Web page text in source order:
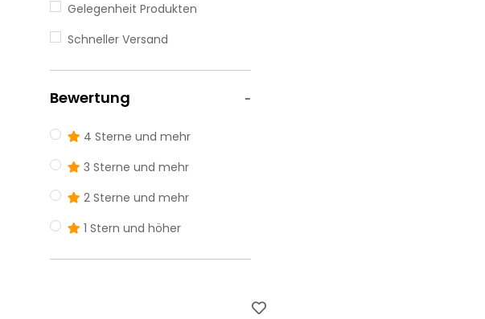
Gelegenheit Produkten
Schneller Versand
Bewertung
4 Sterne und mehr
3 Sterne und mehr
2 Sterne und mehr
1 Stern und höher